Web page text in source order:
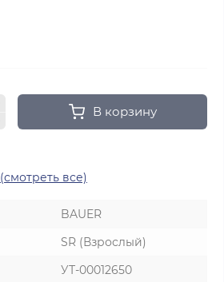
В корзину
(смотреть все)
BAUER
SR (Взрослый)
УТ-00012650